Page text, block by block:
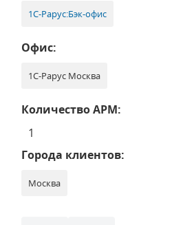
1С-Рарус:Бэк-офис
Офис:
1С-Рарус Москва
Количество АРМ:
1
Города клиентов:
Москва